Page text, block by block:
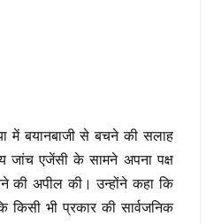
में बयानबाजी से बचने की सलाह
जांच एजेंसी के सामने अपना पक्ष
की अपील की। उन्होंने कहा कि
किसी भी प्रकार की सार्वजनिक